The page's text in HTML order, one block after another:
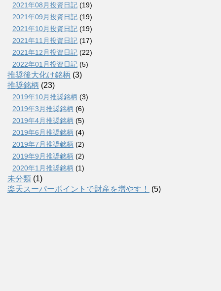
2021年08月投資日記 (19)
2021年09月投資日記 (19)
2021年10月投資日記 (19)
2021年11月投資日記 (17)
2021年12月投資日記 (22)
2022年01月投資日記 (5)
推奨後大化け銘柄 (3)
推奨銘柄 (23)
2019年10月推奨銘柄 (3)
2019年3月推奨銘柄 (6)
2019年4月推奨銘柄 (5)
2019年6月推奨銘柄 (4)
2019年7月推奨銘柄 (2)
2019年9月推奨銘柄 (2)
2020年1月推奨銘柄 (1)
未分類 (1)
楽天スーパーポイントで財産を増やす！
(5)